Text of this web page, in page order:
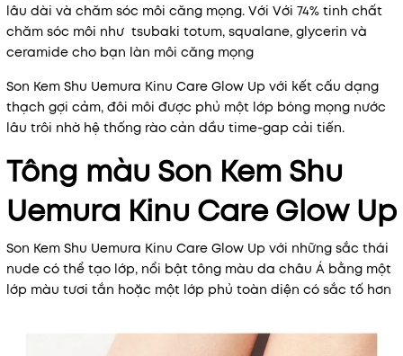
lâu dài và chăm sóc môi căng mọng. Với Với 74% tinh chất
chăm sóc môi như tsubaki totum, squalane, glycerin và
ceramide cho bạn làn môi căng mọng
Son Kem Shu Uemura Kinu Care Glow Up với kết cấu dạng
thạch gợi cảm, đôi môi được phủ một lớp bóng mọng nước
lâu trôi nhờ hệ thống rào cản dầu time-gap cải tiến.
Tông màu Son Kem Shu
Uemura Kinu Care Glow Up
Son Kem Shu Uemura Kinu Care Glow Up với những sắc thái
nude có thể tạo lớp, nổi bật tông màu da châu Á bằng một
lớp màu tươi tắn hoặc một lớp phủ toàn diện có sắc tố hơn